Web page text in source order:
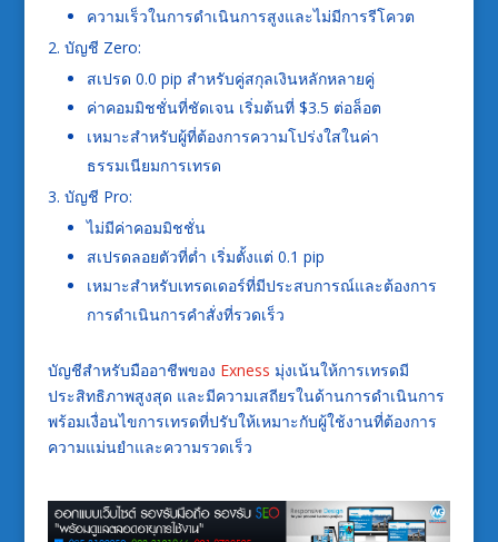
ความเร็วในการดำเนินการสูงและไม่มีการรีโควต
บัญชี Zero:
สเปรด 0.0 pip สำหรับคู่สกุลเงินหลักหลายคู่
ค่าคอมมิชชั่นที่ชัดเจน เริ่มต้นที่ $3.5 ต่อล็อต
เหมาะสำหรับผู้ที่ต้องการความโปร่งใสในค่า
ธรรมเนียมการเทรด
บัญชี Pro:
ไม่มีค่าคอมมิชชั่น
สเปรดลอยตัวที่ต่ำ เริ่มตั้งแต่ 0.1 pip
เหมาะสำหรับเทรดเดอร์ที่มีประสบการณ์และต้องการ
การดำเนินการคำสั่งที่รวดเร็ว
บัญชีสำหรับมืออาชีพของ Exness มุ่งเน้นให้การเทรดมี
ประสิทธิภาพสูงสุด และมีความเสถียรในด้านการดำเนินการ
พร้อมเงื่อนไขการเทรดที่ปรับให้เหมาะกับผู้ใช้งานที่ต้องการ
ความแม่นยำและความรวดเร็ว